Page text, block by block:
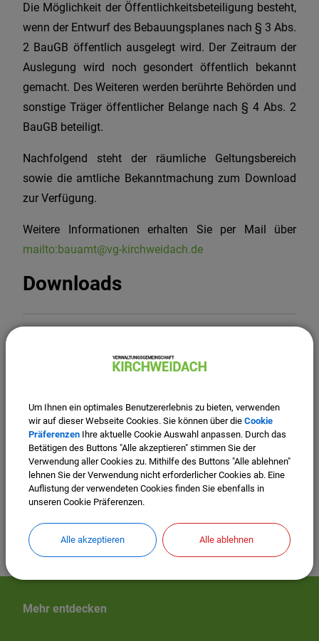
Die Möglichkeit der Öffentlichkeitsbeteiligung besteht,
wenn der Entwurf des Bebauungsplanes nach § 3 Abs.
2 BauGB öffentlich ausgelegt wird. Der Zeitraum der
Auslegung wird noch gesondert öffentlich bekannt
gemacht. Des Weiteren werden berührte Behörden und
sonstige Träger öffentlicher Belange nach § 4 Abs. 2
BauGB beteiligt.
Nachfolgend steht der räumliche Geltungsbereich
sowie die amtliche Bekanntmachung zum Download
zur Verfügung.
Weitere Informationen erhalten Sie per Mail über
mailto:bauamt@vg-kirchweidach.de
Downloads
Bebauungsplan Nr. 11 Brunnhaus.pdf
Lageplan Geltungsbereich BPlan Nr. 11
Brunnhaus.pdf
2. Änderung der Außenbereichssatzung
"Eneck/Eicheck"
Außenbereichssatzung "Antenfressen"
Mehr entdecken
Um Ihnen ein optimales Benutzererlebnis zu bieten, verwenden
wir auf dieser Webseite Cookies. Sie können über die Cookie
Präferenzen Ihre aktuelle Cookie Auswahl anpassen. Durch das
Betätigen des Buttons "Alle akzeptieren" stimmen Sie der
Verwendung aller Cookies zu. Mithilfe des Buttons "Alle ablehnen"
lehnen Sie der Verwendung nicht erforderlicher Cookies ab. Eine
Auflistung der verwendeten Cookies finden Sie ebenfalls in
unseren Cookie Präferenzen.
Alle akzeptieren Alle ablehnen